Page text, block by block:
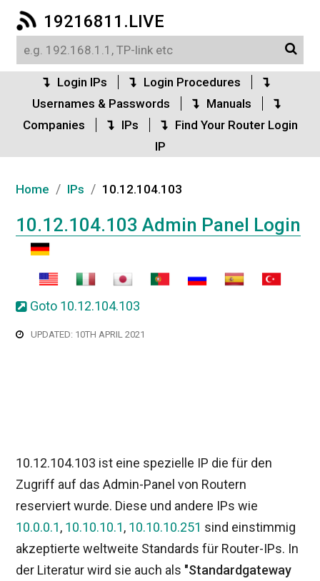
19216811.LIVE
Login IPs
Login Procedures
Usernames & Passwords
Manuals
Companies
IPs
Find Your Router Login
IP
Home / IPs / 10.12.104.103
10.12.104.103 Admin Panel Login
Goto 10.12.104.103
UPDATED: 10TH APRIL 2021
10.12.104.103 ist eine spezielle IP die für den
Zugriff auf das Admin-Panel von Routern
reserviert wurde. Diese und andere IPs wie
10.0.0.1, 10.10.10.1, 10.10.10.251 sind einstimmig
akzeptierte weltweite Standards für Router-IPs. In
der Literatur wird sie auch als "Standardgateway